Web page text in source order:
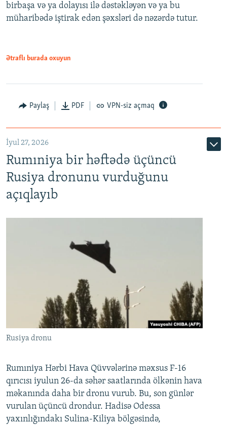
birbaşa və ya dolayısı ilə dəstəkləyən və ya bu
müharibədə iştirak edən şəxsləri də nəzərdə tutur.
Ətraflı burada oxuyun
Paylaş PDF VPN-siz açmaq
İyul 27, 2026
Rumıniya bir həftədə üçüncü
Rusiya dronunu vurduğunu
açıqlayıb
Rusiya dronu
Rumıniya Hərbi Hava Qüvvələrinə məxsus F-16
qırıcısı iyulun 26-da səhər saatlarında ölkənin hava
məkanında daha bir dronu vurub. Bu, son günlər
vurulan üçüncü drondur. Hadisə Odessa
yaxınlığındakı Sulina-Kiliya bölgəsində,